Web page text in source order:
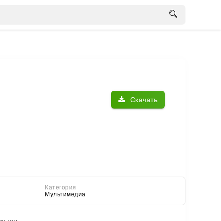
Скачать
Категория
Мультимедиа